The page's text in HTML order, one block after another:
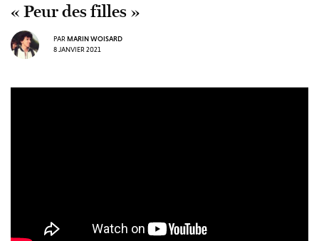
« Peur des filles »
PAR MARIN WOISARD
8 JANVIER 2021